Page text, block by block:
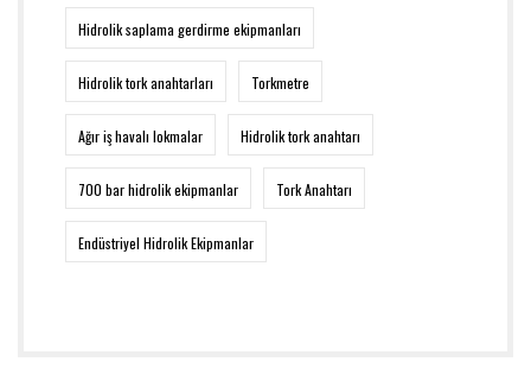
Hidrolik saplama gerdirme ekipmanları
Hidrolik tork anahtarları Torkmetre
Ağır iş havalı lokmalar Hidrolik tork anahtarı
700 bar hidrolik ekipmanlar Tork Anahtarı
Endüstriyel Hidrolik Ekipmanlar